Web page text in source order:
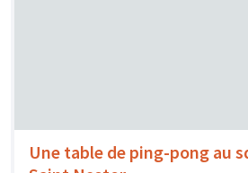
Une table de ping-pong au